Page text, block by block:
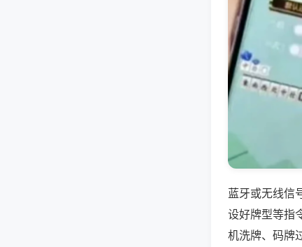
蓝牙或无线信
设好牌型等指
机洗牌、码牌